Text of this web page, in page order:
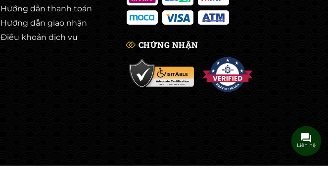
Hướng dẫn thanh toán
Hướng dẫn giao nhận
Điều khoản dịch vụ
CHỨNG NHẬN
Liên hệ